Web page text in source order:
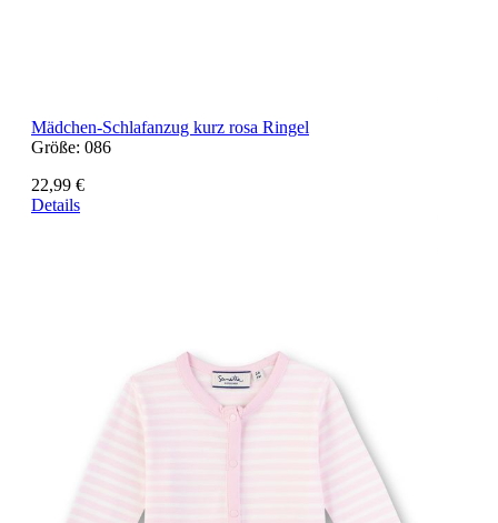
Mädchen-Schlafanzug kurz rosa Ringel
Größe: 086
22,99 €
Details